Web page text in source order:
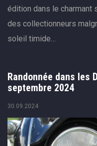
édition dans le charmant
des collectionneurs
soleil timide…
Randonnée dans les
septembre 2024
30.09.2024